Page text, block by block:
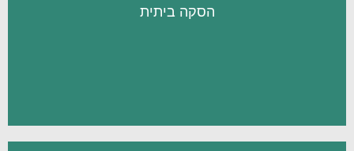
הסקה ביתית
במערכת חימום המים, זה בדיוק בשבילכם!